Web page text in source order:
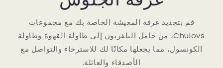
قم بتجديد غرفة المعيشة الخاصة بك مع مجموعات
Chulovs، من حامل التلفزيون إلى طاولة القهوة وطاولة
الكونسول، مما يجعلها مكانًا لك للاسترخاء والتواصل مع
الأصدقاء والعائلة.